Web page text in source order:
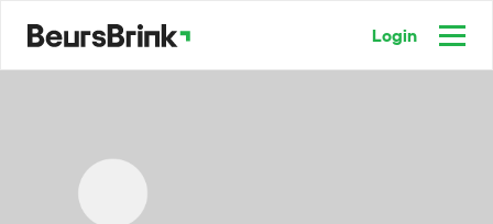
Login